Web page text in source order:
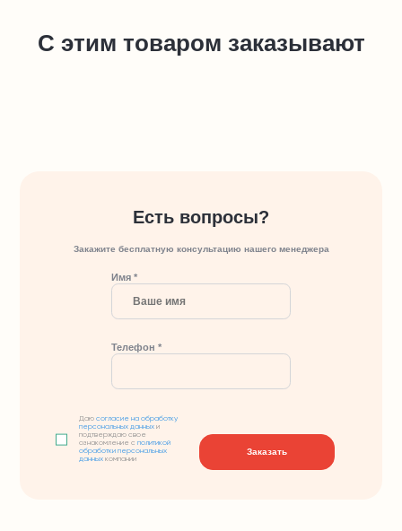
С этим товаром заказывают
Есть вопросы?
Закажите бесплатную консультацию нашего менеджера
Имя *
Телефон *
Даюсогласие на обработку
персональных данных и
подтверждаю свое
ознакомление сполитикой
обработки персональных
данных компании
Заказать